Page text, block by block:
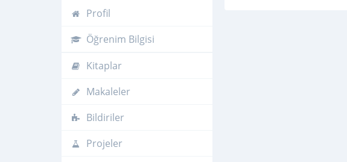
Profil
Öğrenim Bilgisi
Kitaplar
Makaleler
Bildiriler
Projeler